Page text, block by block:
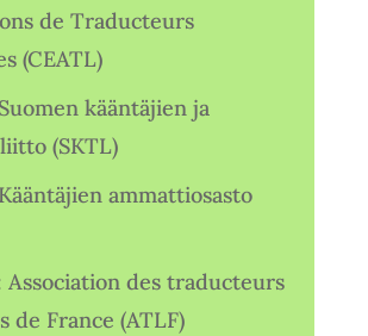
de Traducteurs
(CEATL)
kääntäjien ja
(SKTL)
ammattiosasto
Association des traducteurs
de France (ATLF)